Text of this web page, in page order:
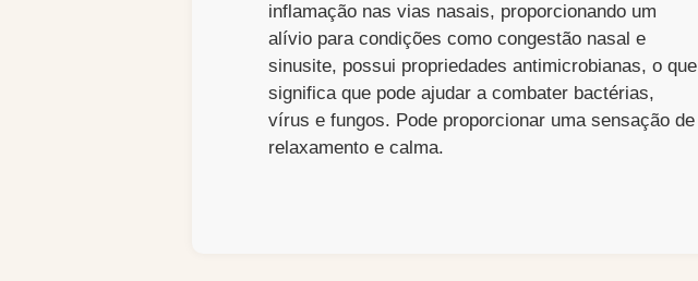
inflamação nas vias nasais, proporcionando um
alívio para condições como congestão nasal e
sinusite, possui propriedades antimicrobianas, o que
significa que pode ajudar a combater bactérias,
vírus e fungos. Pode proporcionar uma sensação de
relaxamento e calma.